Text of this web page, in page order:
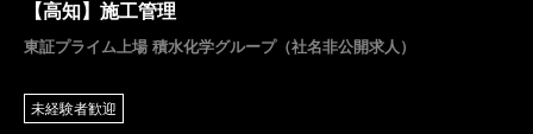
【高知】施工管理
東証プライム上場 積水化学グループ（社名非公開求人）
未経験者歓迎